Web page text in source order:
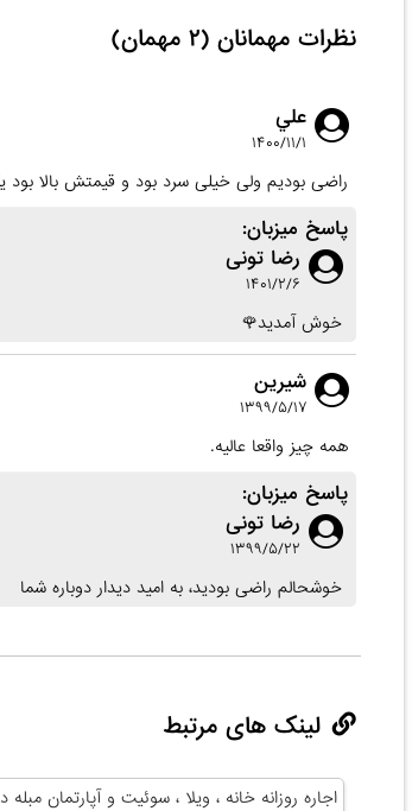
نظرات مهمانان (۲ مهمان)
علي
۱۴۰۰/۱۱/۱
راضی بودیم ولی خیلی سرد بود و قیمتش بالا بود
پاسخ میزبان:
رضا تونی
۱۴۰۱/۲/۶
خوش آمدید🌹
شیرین
۱۳۹۹/۵/۱۷
همه چیز واقعا عالیه.
پاسخ میزبان:
رضا تونی
۱۳۹۹/۵/۲۲
خوشحالم راضی بودید، به امید دیدار دوباره شما
لینک های مرتبط
اجاره روزانه خانه ، ویلا ، سوئیت و آپارتمان مبله